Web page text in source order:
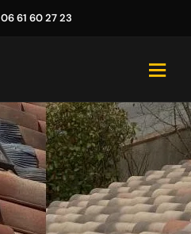
06 61 60 27 23